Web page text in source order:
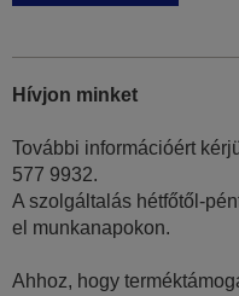
Hívjon minket
További információért
577 9932.
A szolgáltalás hétfőtől-
el munkanapokon.
Ahhoz, hogy